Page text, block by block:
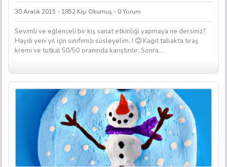
30 Aralık 2015 - 1852 Kişi Okumuş - 0 Yorum
Sevimli ve eğlenceli bir kış sanat etkinliği yapmaya ne dersiniz?
Haydi yeni yıl için sınıfımızı süsleyelim..! 🙂 Kağıt tabakta tıraş
kremi ve tutkal 50/50 oranında karıştırılır. Sonra...